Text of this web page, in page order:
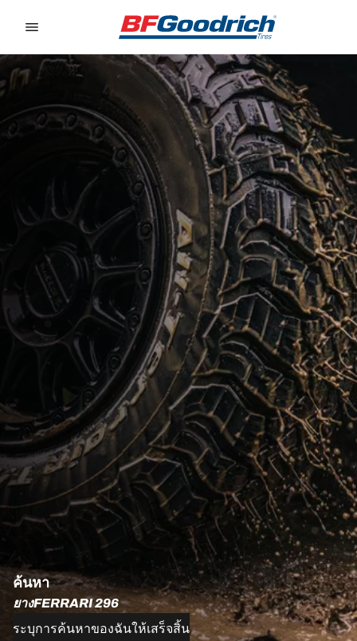
ค้นหา
ยางFERRARI 296
ระบุการค้นหาของฉันให้เสร็จสิ้น